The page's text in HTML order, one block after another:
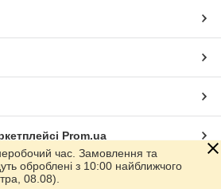
Prom.ua
час. Замовлення та
оброблені з 10:00 найближчого
08.08).